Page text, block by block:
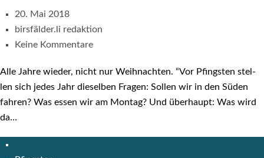
20. Mai 2018
birsfälder.li redaktion
Keine Kommentare
Alle Jah­re wie­der, nicht nur Weih­nach­ten. “Vor Pfings­ten stel­
len sich jedes Jahr die­sel­ben Fra­gen: Sol­len wir in den Süden
fah­ren? Was essen wir am Mon­tag? Und über­haupt: Was wird
da…